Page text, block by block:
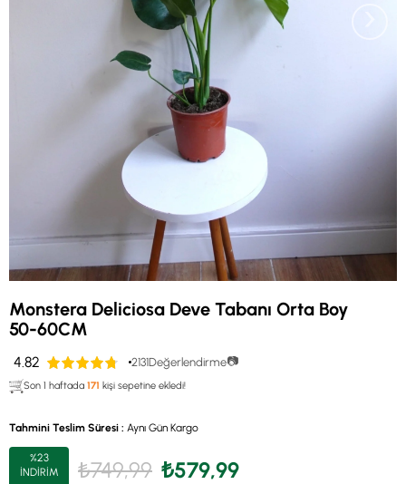
Monstera Deliciosa Deve Tabanı Orta Boy
50-60CM
4.82 2131Değerlendirme📷
Tahmini Teslim Süresi : Aynı Gün Kargo
%23
İNDIRIM
₺749,99 ₺579,99